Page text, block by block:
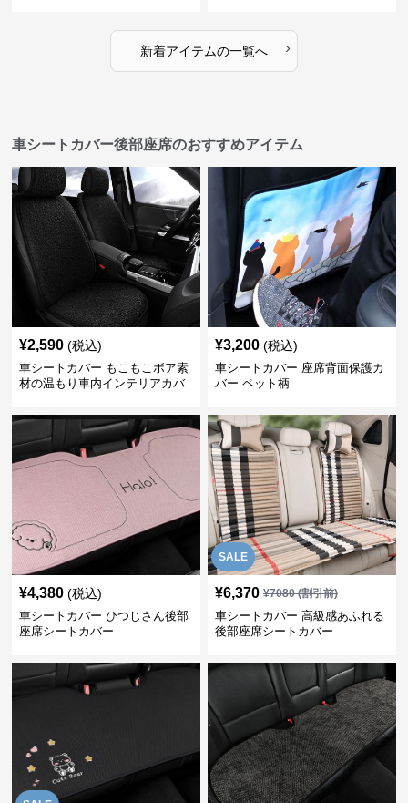
新着アイテムの一覧へ ›
車シートカバー後部座席のおすすめアイテム
¥2,590 (税込)
車シートカバー もこもこボア素
材の温もり車内インテリアカバ
¥3,200 (税込)
車シートカバー 座席背面保護カ
バー ペット柄
¥4,380 (税込)
車シートカバー ひつじさん後部
座席シートカバー
SALE
¥6,370 ¥7080(割引前)
車シートカバー 高級感あふれる
後部座席シートカバー